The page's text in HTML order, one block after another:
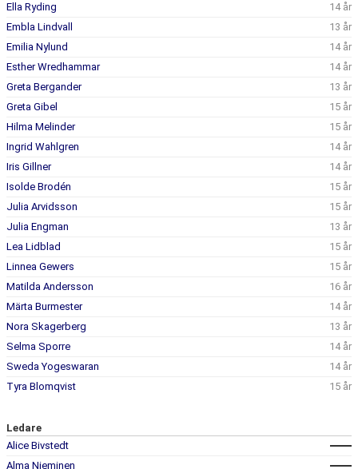
TRUPPEN
BILDGALLERI
DOKUMENT
KONTAKT
Ella Ryding
14 år
Embla Lindvall
13 år
Emilia Nylund
14 år
Esther Wredhammar
14 år
Greta Bergander
13 år
Greta Gibel
15 år
Hilma Melinder
15 år
Ingrid Wahlgren
14 år
Iris Gillner
14 år
Isolde Brodén
15 år
Julia Arvidsson
15 år
Julia Engman
13 år
Lea Lidblad
15 år
Linnea Gewers
15 år
Matilda Andersson
16 år
Märta Burmester
14 år
Nora Skagerberg
13 år
Selma Sporre
14 år
Sweda Yogeswaran
14 år
Tyra Blomqvist
15 år
Ledare
Alice Bivstedt
Alma Nieminen